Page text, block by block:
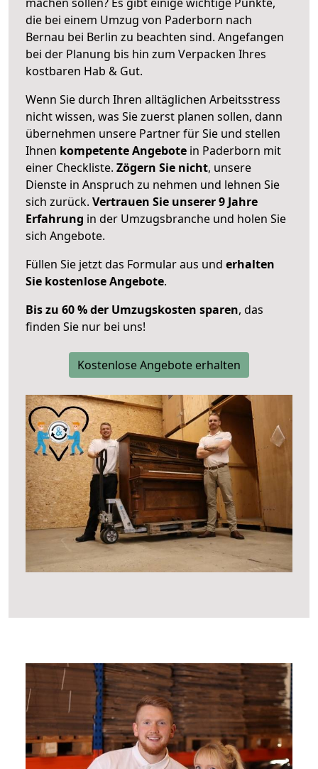
die bei einem Umzug von Paderborn nach
Bernau bei Berlin zu beachten sind. Angefangen
bei der Planung bis hin zum Verpacken Ihres
kostbaren Hab & Gut.
Wenn Sie durch Ihren alltäglichen Arbeitsstress
nicht wissen, was Sie zuerst planen sollen, dann
übernehmen unsere Partner für Sie und stellen
Ihnen kompetente Angebote in Paderborn mit
einer Checkliste. Zögern Sie nicht, unsere
Dienste in Anspruch zu nehmen und lehnen Sie
sich zurück. Vertrauen Sie unserer 9 Jahre
Erfahrung in der Umzugsbranche und holen Sie
sich Angebote.
Füllen Sie jetzt das Formular aus und erhalten
Sie kostenlose Angebote.
Bis zu 60 % der Umzugskosten sparen, das
finden Sie nur bei uns!
Kostenlose Angebote erhalten